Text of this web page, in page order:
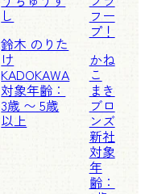
し
鈴木 のりた
け
KADOKAWA
対象年齢：
3歳 〜 5歳
以上
フー
プ！
かね
こ
まき
ブロ
ンズ
新社
対象
年
齢：